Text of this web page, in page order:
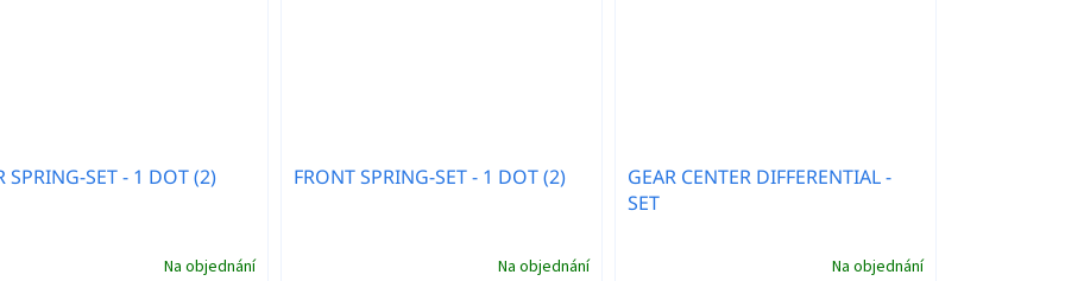
SPRING-SET - 1 DOT (2)
Na objednání
FRONT SPRING-SET - 1 DOT (2)
Na objednání
GEAR CENTER DIFFERENTIAL -
SET
Na objednání